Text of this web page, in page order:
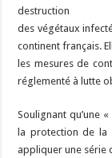
destruction
des végétaux
continent français.
les mesures de
réglementé à lutte
Soulignant qu’une
la protection de
appliquer une série